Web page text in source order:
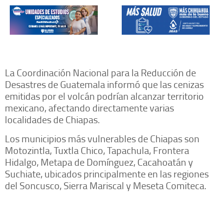
La Coordinación Nacional para la Reducción de
Desastres de Guatemala informó que las cenizas
emitidas por el volcán podrían alcanzar territorio
mexicano, afectando directamente varias
localidades de Chiapas.
Los municipios más vulnerables de Chiapas son
Motozintla, Tuxtla Chico, Tapachula, Frontera
Hidalgo, Metapa de Domínguez, Cacahoatán y
Suchiate, ubicados principalmente en las regiones
del Soncusco, Sierra Mariscal y Meseta Comiteca.